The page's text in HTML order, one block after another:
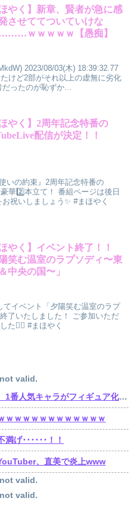
ほやく】新章、賢者が急に感
させててついていけな
ｗｗｗｗｗ【愚痴】
2023/08/03(木) 18:39:32.77
けど2部がそれ以上の虚無に劣化
ったのが恥ずか...
ほやく】2周年記念特番の
配信が決定！！
いの約束』2周年記念特番の
華2️⃣本立て！ 番組ページは後日
祝いしましょう✨ #まほやく
ほやく】イベント終了！！
陽笑む温室のラプソディ〜東
中央の国〜」
てイベント「夕陽笑む温室のラプ
了いたしました！ ご参加いただ
た🧙‍♀️ #まほやく
valid.
【朗報】学園アイドルマスター、1番人気キャラがフィギュア化wwwwwwwwwwwwwwwwwwww
ｗｗｗｗｗｗｗｗｗｗｗｗ
満げ･･････！！
、直美で炎上www
valid.
valid.